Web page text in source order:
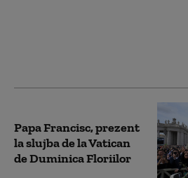
Papa Francisc, prezent
la slujba de la Vatican
de Duminica Floriilor